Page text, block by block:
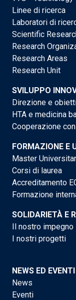
Linee di ricerca
Laboratori di
Scientific
Research
Research Areas
Research Unit
SVILUPPO
Direzione e
HTA e medicina
Cooperazione
FORMAZIONE E
Master
Corsi di laurea
Accreditamento
Formazione
SOLIDARIETÀ E
Il nostro impegno
I nostri progetti
NEWS ED EVENTI
News
Eventi